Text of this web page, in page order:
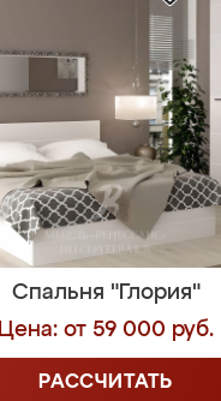
Спальня "Глория"
Цена: от 59 000 руб.
РАССЧИТАТЬ